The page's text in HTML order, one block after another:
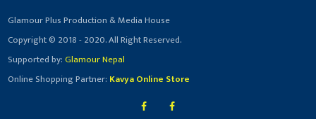
Glamour Plus Production & Media House
Copyright © 2018 - 2020. All Right Reserved.
Supported by:Glamour Nepal
Online Shopping Partner: Kavya Online Store